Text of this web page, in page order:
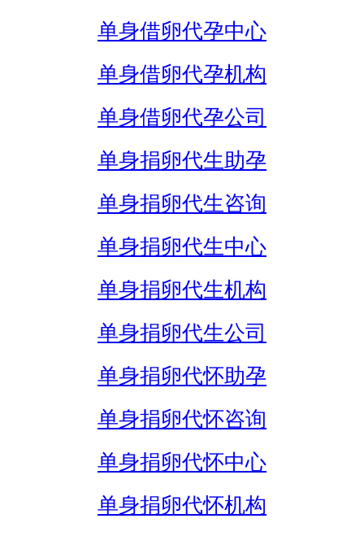
单身借卵代孕中心
单身借卵代孕机构
单身借卵代孕公司
单身捐卵代生助孕
单身捐卵代生咨询
单身捐卵代生中心
单身捐卵代生机构
单身捐卵代生公司
单身捐卵代怀助孕
单身捐卵代怀咨询
单身捐卵代怀中心
单身捐卵代怀机构